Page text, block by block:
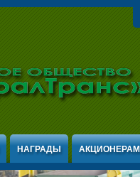
НАГРАДЫ АКЦИОНЕРАМ